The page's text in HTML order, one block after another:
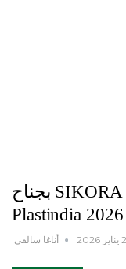
مجموعة MAAG وشركة SIKORA بجناح
أناغا سالفي